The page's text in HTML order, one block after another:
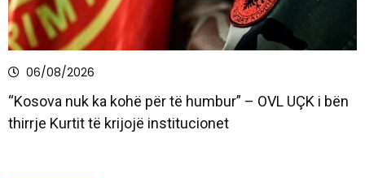
06/08/2026
“Kosova nuk ka kohë për të humbur” – OVL UÇK i bën
thirrje Kurtit të krijojë institucionet